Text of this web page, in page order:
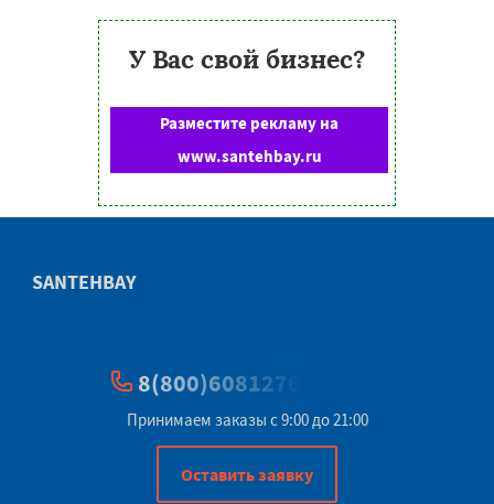
У Вас свой бизнес?
Разместите рекламу на
www.santehbay.ru
SANTEHBAY
8(800)6081276
Принимаем заказы с 9:00 до 21:00
Оставить заявку